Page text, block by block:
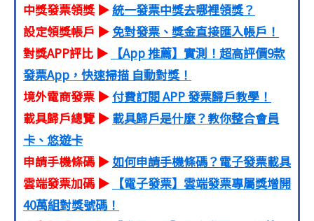
中獎發票領獎 ▶統一發票中獎去哪裡領獎？
設定領獎帳戶 ▶ 免對發票、獎金直接匯入帳戶！
對獎APP評比 ▶ 【App 推薦】實測！超高評價9款
發票App，快速掃描 自動對獎！
境外電商發票 ▶付費訂閱 APP 發票歸戶教學！
載具歸戶總覽 ▶ 載具歸戶是什麼？教你整合會員
卡、悠遊卡
申請手機條碼 ▶如何申請手機條碼？電子發票載具
雲端發票加碼 ▶ 【電子發票】雲端發票專屬獎增開
40萬組對獎號碼！